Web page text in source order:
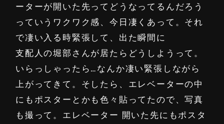
ーターが開いた先ってどうなってるんだろう
っていうワクワク感、今日凄くあって。それ
で凄い入る時緊張して、出た瞬間に
支配人の堀部さんが居たらどうしようって。
いらっしゃったら…なんか凄い緊張しながら
上がってきて。そしたら、エレベーターの中
にもポスターとかも色々貼ってたので、写真
も撮って。エレベーター 開いた先にもポスタ